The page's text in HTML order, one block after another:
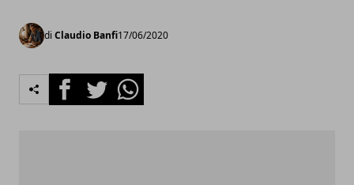
di Claudio Banfi17/06/2020
FacebookTwitterWhatsapp